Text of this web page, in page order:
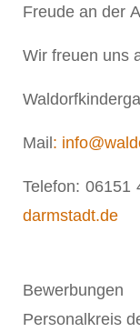
Freude an der
Wir freuen uns
Mail :
Telefon: 06151
darmstadt.de
Personalkreis